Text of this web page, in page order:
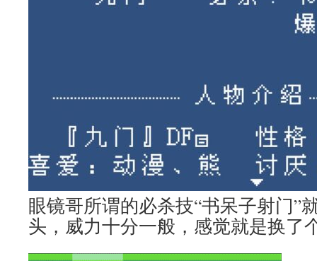
眼镜哥所谓的必杀技“书呆子射门”
头，威力十分一般，感觉就是换了